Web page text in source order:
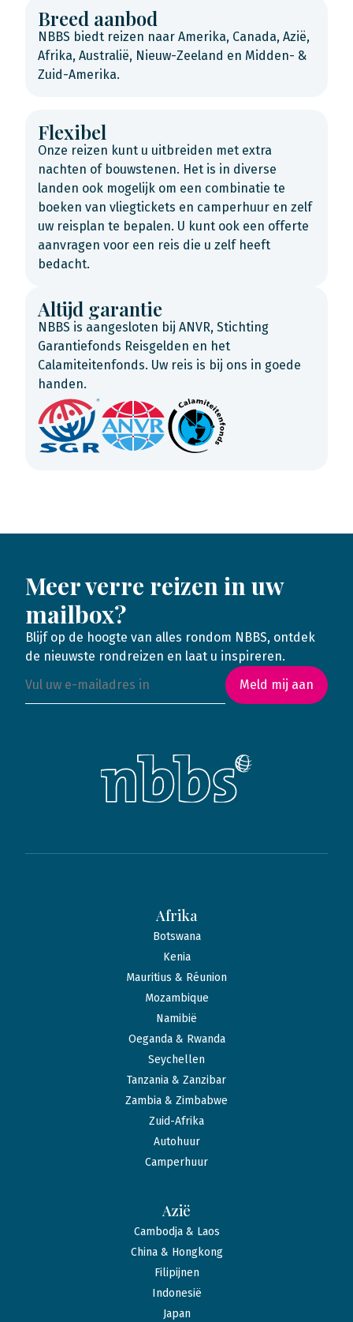
Breed aanbod
NBBS biedt reizen naar Amerika, Canada, Azië,
Afrika, Australië, Nieuw-Zeeland en Midden- &
Zuid-Amerika.
Flexibel
Onze reizen kunt u uitbreiden met extra
nachten of bouwstenen. Het is in diverse
landen ook mogelijk om een combinatie te
boeken van vliegtickets en camperhuur en zelf
uw reisplan te bepalen. U kunt ook een offerte
aanvragen voor een reis die u zelf heeft
bedacht.
Altijd garantie
NBBS is aangesloten bij ANVR, Stichting
Garantiefonds Reisgelden en het
Calamiteitenfonds. Uw reis is bij ons in goede
handen.
Meer verre reizen in uw
mailbox?
Blijf op de hoogte van alles rondom NBBS, ontdek
de nieuwste rondreizen en laat u inspireren.
Meld mij aan
Afrika
Botswana
Kenia
Mauritius & Réunion
Mozambique
Namibië
Oeganda & Rwanda
Seychellen
Tanzania & Zanzibar
Zambia & Zimbabwe
Zuid-Afrika
Autohuur
Camperhuur
Azië
Cambodja & Laos
China & Hongkong
Filipijnen
Indonesië
Japan